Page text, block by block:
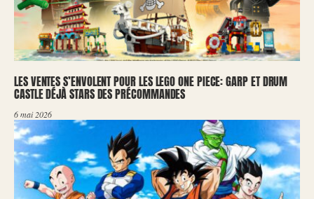
LES VENTES S’ENVOLENT POUR LES LEGO ONE PIECE: GARP ET DRUM
CASTLE DÉJÀ STARS DES PRÉCOMMANDES
6 mai 2026